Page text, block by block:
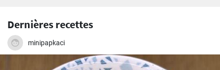
Dernières recettes
minipapkaci